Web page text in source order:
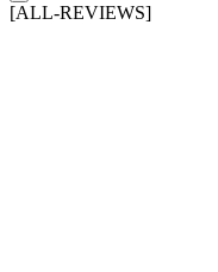
[ALL-REVIEWS]